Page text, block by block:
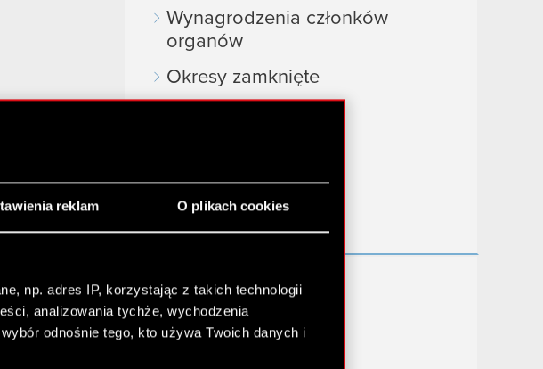
reklam O plikach cookies
np. adres IP, korzystając z takich technologii
analizowania tychże, wychodzenia
odnośnie tego, kto używa Twoich danych i
Wynagrodzenia członków
organów
Okresy zamknięte
Przydatne linki
Kontakt IR
Dowiedz się więcej:
thewitcher.com